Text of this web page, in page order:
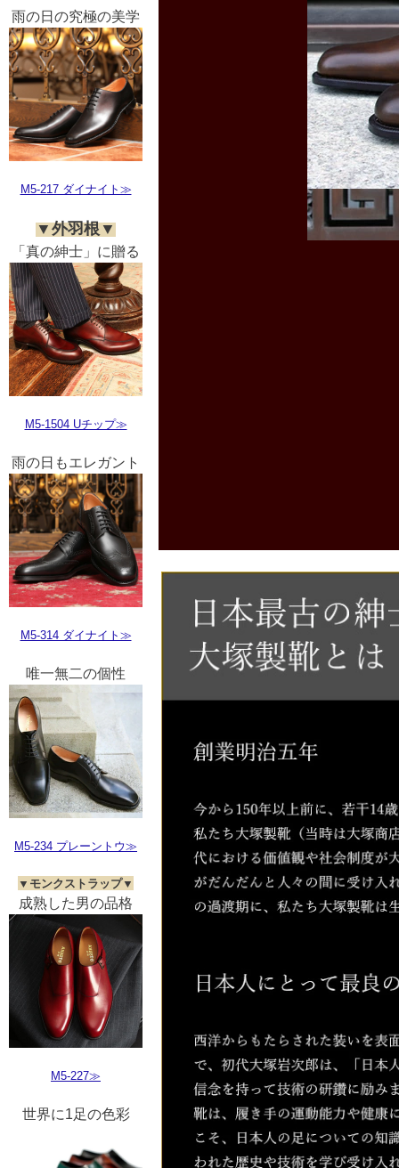
雨の日の究極の美学
M5-217 ダイナイト≫
▼外羽根▼
「真の紳士」に贈る
M5-1504 Uチップ≫
雨の日もエレガント
M5-314 ダイナイト≫
唯一無二の個性
M5-234 プレーントウ≫
▼モンクストラップ▼
成熟した男の品格
M5-227≫
世界に1足の色彩